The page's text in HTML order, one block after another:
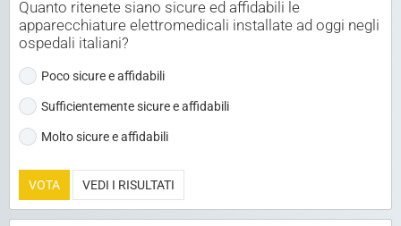
Quanto ritenete siano sicure ed affidabili le
apparecchiature elettromedicali installate ad oggi negli
ospedali italiani?
Poco sicure e affidabili
Sufficientemente sicure e affidabili
Molto sicure e affidabili
VOTA VEDI I RISULTATI